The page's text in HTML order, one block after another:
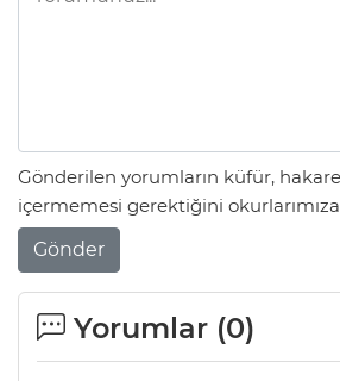
Gönderilen yorumların küfür,
içermemesi gerektiğini okurlarımıza
Gönder
Yorumlar (0)